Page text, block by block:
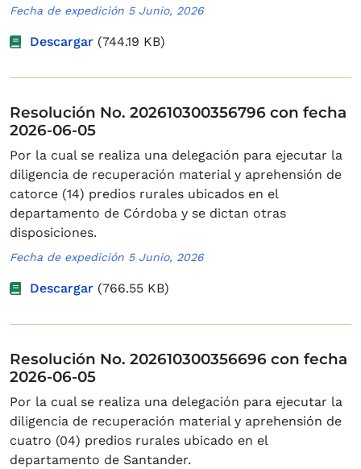
Fecha de expedición 5 Junio, 2026
Descargar (744.19 KB)
Resolución No. 202610300356796 con fecha
2026-06-05
Por la cual se realiza una delegación para ejecutar la
diligencia de recuperación material y aprehensión de
catorce (14) predios rurales ubicados en el
departamento de Córdoba y se dictan otras
disposiciones.
Fecha de expedición 5 Junio, 2026
Descargar (766.55 KB)
Resolución No. 202610300356696 con fecha
2026-06-05
Por la cual se realiza una delegación para ejecutar la
diligencia de recuperación material y aprehensión de
cuatro (04) predios rurales ubicado en el
departamento de Santander.